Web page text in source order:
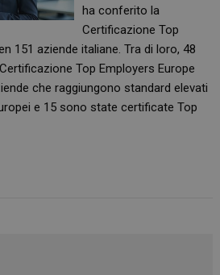
ha conferito la
Certificazione Top
151 aziende italiane. Tra di loro, 48
Top Employers Europe
che raggiungono standard elevati
e 15 sono state certificate Top